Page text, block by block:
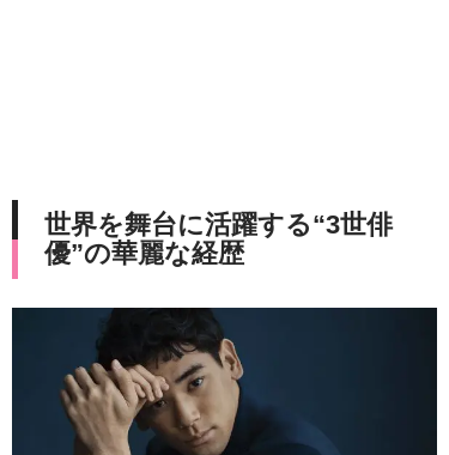
世界を舞台に活躍する“3世俳
優”の華麗な経歴